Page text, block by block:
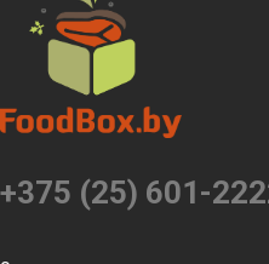
+375 (25) 601-